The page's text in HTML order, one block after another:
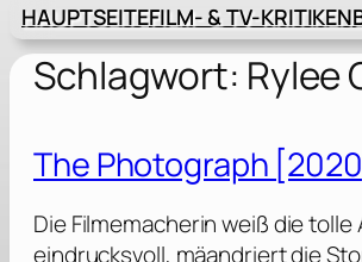
HAUPTSEITEFILM- & TV-KRITIKEN
Schlagwort: Rylee
The Photograph
Die Filmemacherin weiß die
eindrucksvoll, mäandriert die